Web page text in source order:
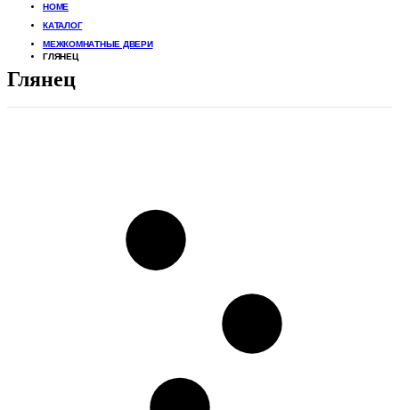
HOME
КАТАЛОГ
МЕЖКОМНАТНЫЕ ДВЕРИ
ГЛЯНЕЦ
Глянец